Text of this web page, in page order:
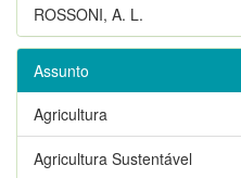
ROSSONI, A. L.
Assunto
Agricultura
Agricultura Sustentável